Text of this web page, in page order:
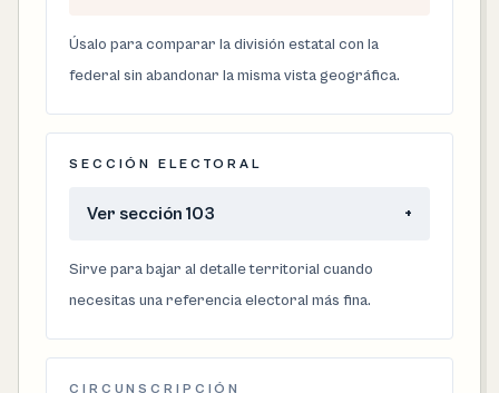
Úsalo para comparar la división estatal con la
federal sin abandonar la misma vista geográfica.
SECCIÓN ELECTORAL
Ver sección 103 +
Sirve para bajar al detalle territorial cuando
necesitas una referencia electoral más fina.
CIRCUNSCRIPCIÓN